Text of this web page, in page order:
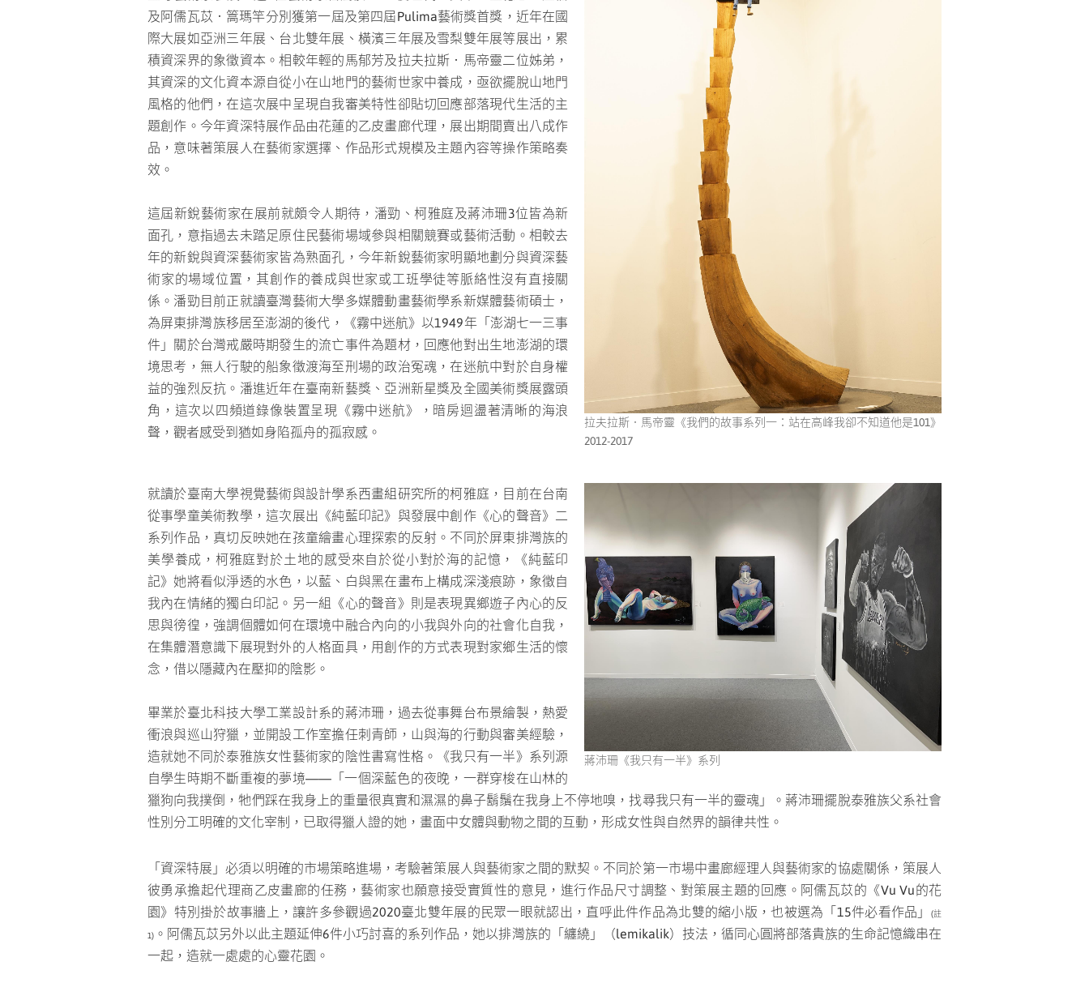
潘勁《霧中迷航》2021 *四頻道錄像裝置，依展場空間而定。
拉夫拉斯．馬帝靈《我們的故事系列一：站在高峰我卻不知道他是101》
2012-2017
及阿儒瓦苡．篙瑪竿分別獲第一屆及第四屆Pulima藝術獎首獎，近年在國
際大展如亞洲三年展、台北雙年展、橫濱三年展及雪梨雙年展等展出，累
積資深界的象徵資本。相較年輕的馬郁芳及拉夫拉斯．馬帝靈二位姊弟，
其資深的文化資本源自從小在山地門的藝術世家中養成，亟欲擺脫山地門
風格的他們，在這次展中呈現自我審美特性卻貼切回應部落現代生活的主
題創作。今年資深特展作品由花蓮的乙皮畫廊代理，展出期間賣出八成作
品，意味著策展人在藝術家選擇、作品形式規模及主題內容等操作策略奏
效。
這屆新銳藝術家在展前就頗令人期待，潘勁、柯雅庭及蔣沛珊3位皆為新
面孔，意指過去未踏足原住民藝術場域參與相關競賽或藝術活動。相較去
年的新銳與資深藝術家皆為熟面孔，今年新銳藝術家明顯地劃分與資深藝
術家的場域位置，其創作的養成與世家或工班學徒等脈絡性沒有直接關
係。潘勁目前正就讀臺灣藝術大學多媒體動畫藝術學系新媒體藝術碩士，
為屏東排灣族移居至澎湖的後代，《霧中迷航》以1949年「澎湖七一三事
件」關於台灣戒嚴時期發生的流亡事件為題材，回應他對出生地澎湖的環
境思考，無人行駛的船象徵渡海至刑場的政治冤魂，在迷航中對於自身權
益的強烈反抗。潘進近年在臺南新藝獎、亞洲新星獎及全國美術獎展露頭
角，這次以四頻道錄像裝置呈現《霧中迷航》，暗房迴盪著清晰的海浪
聲，觀者感受到猶如身陷孤舟的孤寂感。
發展中創作《心的聲音》二系列作品 柯雅庭展出《純藍印記》與發展中創作《心的聲音》二系列作品 蔣沛珊《我只有一半》系列
就讀於臺南大學視覺藝術與設計學系西畫組研究所的柯雅庭，目前在台南
從事學童美術教學，這次展出《純藍印記》與發展中創作《心的聲音》二
系列作品，真切反映她在孩童繪畫心理探索的反射。不同於屏東排灣族的
美學養成，柯雅庭對於土地的感受來自於從小對於海的記憶，《純藍印
記》她將看似淨透的水色，以藍、白與黑在畫布上構成深淺痕跡，象徵自
我內在情緒的獨白印記。另一組《心的聲音》則是表現異鄉遊子內心的反
思與徬徨，強調個體如何在環境中融合內向的小我與外向的社會化自我，
在集體潛意識下展現對外的人格面具，用創作的方式表現對家鄉生活的懷
念，借以隱藏內在壓抑的陰影。
畢業於臺北科技大學工業設計系的蔣沛珊，過去從事舞台布景繪製，熱愛
衝浪與巡山狩獵，並開設工作室擔任刺青師，山與海的行動與審美經驗，
造就她不同於泰雅族女性藝術家的陰性書寫性格。《我只有一半》系列源
自學生時期不斷重複的夢境——「一個深藍色的夜晚，一群穿梭在山林的
獵狗向我撲倒，牠們踩在我身上的重量很真實和濕濕的鼻子鬍鬚在我身上不停地嗅，找尋我只有一半的靈魂」。蔣沛珊擺脫泰雅族父系社會
性別分工明確的文化宰制，已取得獵人證的她，畫面中女體與動物之間的互動，形成女性與自然界的韻律共性。
「資深特展」必須以明確的市場策略進場，考驗著策展人與藝術家之間的默契。不同於第一市場中畫廊經理人與藝術家的協處關係，策展人
彼勇承擔起代理商乙皮畫廊的任務，藝術家也願意接受實質性的意見，進行作品尺寸調整、對策展主題的回應。阿儒瓦苡的《Vu Vu的花
園》特別掛於故事牆上，讓許多參觀過2020臺北雙年展的民眾一眼就認出，直呼此件作品為北雙的縮小版，也被選為「15件必看作品」
(註
1) 。阿儒瓦苡另外以此主題延伸6件小巧討喜的系列作品，她以排灣族的「纏繞」（lemikalik）技法，循同心圓將部落貴族的生命記憶織串在
一起，造就一處處的心靈花園。